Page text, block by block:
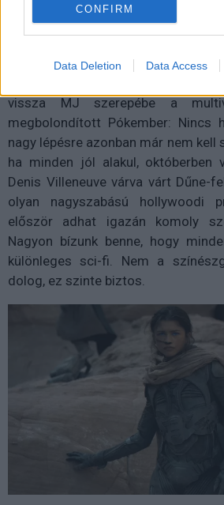
CONFIRM
Data Deletion Data Access
Ezzel nagyjából meg is
Zendayát, lévén ő kölcsönözte az
vissza MJ szerepébe a
megbolondított Pókember: Nincs
nagy lépésre azonban már nem kell
ha minden jól alakul, októberben
Denis Villeneuve várva várt Dűne-
olyan nagyszabású hollywoodi
először adhat igazán komoly
Nagyon bízunk benne, hogy
különleges sci-fi. Nem a
dolog, ez szinte biztos.